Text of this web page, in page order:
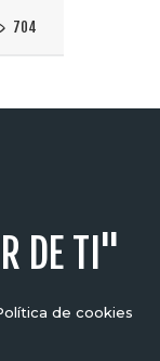
704
DE TI"
de cookies